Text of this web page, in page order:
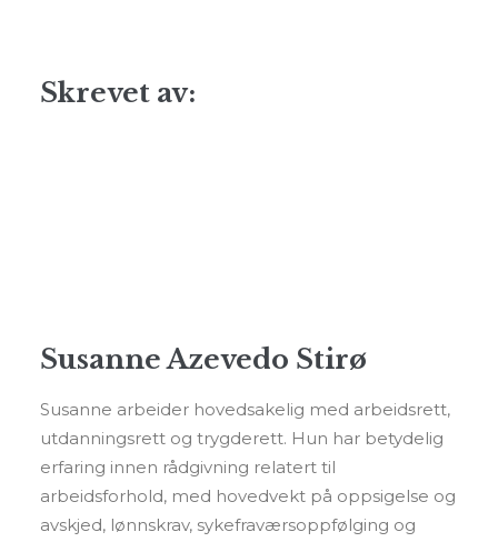
Skrevet av:
Susanne Azevedo Stirø
Susanne arbeider hovedsakelig med arbeidsrett,
utdanningsrett og trygderett. Hun har betydelig
erfaring innen rådgivning relatert til
arbeidsforhold, med hovedvekt på oppsigelse og
avskjed, lønnskrav, sykefraværsoppfølging og